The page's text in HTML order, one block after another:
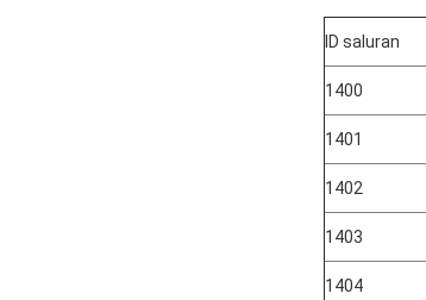
ID saluran
1400
1401
1402
1403
1404